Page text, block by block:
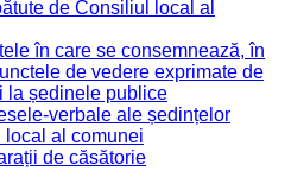
de Consiliul local al
în care se consemnează, în
de vedere exprimate de
la ședinele publice
verbale ale ședințelor
al comunei
de căsătorie